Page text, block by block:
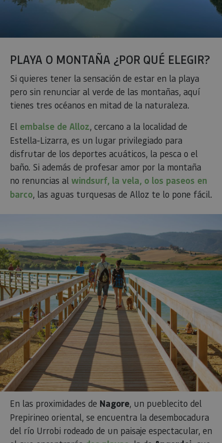
PLAYA O MONTAÑA ¿POR QUÉ ELEGIR?
Si quieres tener la sensación de estar en la playa
pero sin renunciar al verde de las montañas, aquí
tienes tres océanos en mitad de la naturaleza.
El embalse de Alloz, cercano a la localidad de
Estella-Lizarra, es un lugar privilegiado para
disfrutar de los deportes acuáticos, la pesca o el
baño. Si además de profesar amor por la montaña
no renuncias al windsurf, la vela, o los paseos en
barco, las aguas turquesas de Alloz te lo pone fácil.
En las proximidades de Nagore, un pueblecito del
Prepirineo oriental, se encuentra la desembocadura
del río Urrobi rodeado de un paisaje espectacular, en